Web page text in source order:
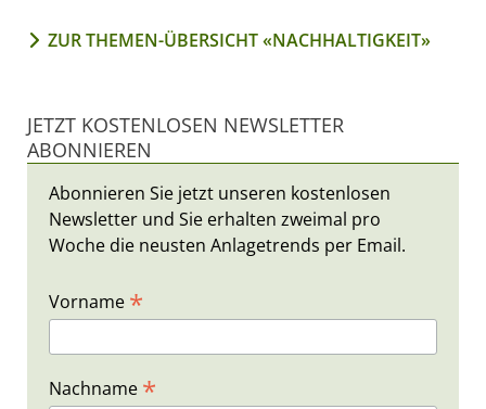
ZUR THEMEN-ÜBERSICHT «NACHHALTIGKEIT»
JETZT KOSTENLOSEN NEWSLETTER
ABONNIEREN
Abonnieren Sie jetzt unseren kostenlosen
Newsletter und Sie erhalten zweimal pro
Woche die neusten Anlagetrends per Email.
Vorname *
Nachname *